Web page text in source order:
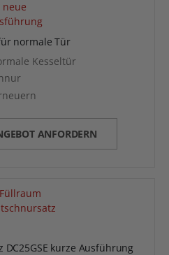
normale Tür
Kesseltür
ANFORDERN
kurze Ausführung